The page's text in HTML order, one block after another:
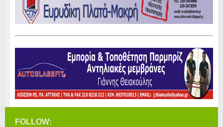
FOLLOW: